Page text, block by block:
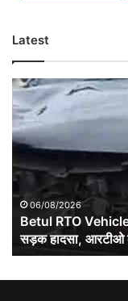
Latest
Betul
RTO
Vehicle
Accident:
बैतूल-
भोपाल
पर
बड़ा
सड़क
हादसा,
06/08/2026
Betul RTO
सड़क हादसा, आरटीओ